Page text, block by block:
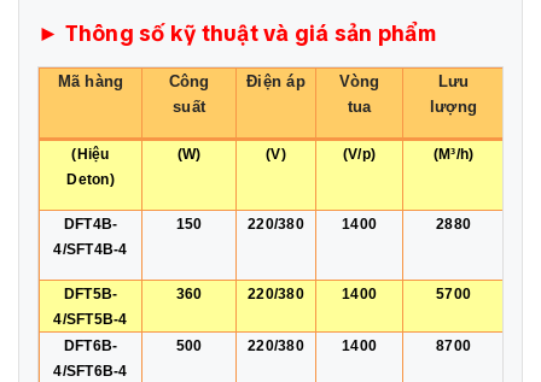
► Thông số kỹ thuật và giá sản phẩm
Mã hàng
Công
suất
Điện áp
Vòng
tua
Lưu
lượng
(Hiệu
Deton)
(W) (V) (V/p) (M³/h)
DFT4B-
4/SFT4B-4
150 220/380 1400 2880
DFT5B-
4/SFT5B-4
360 220/380 1400 5700
DFT6B-
4/SFT6B-4
500 220/380 1400 8700